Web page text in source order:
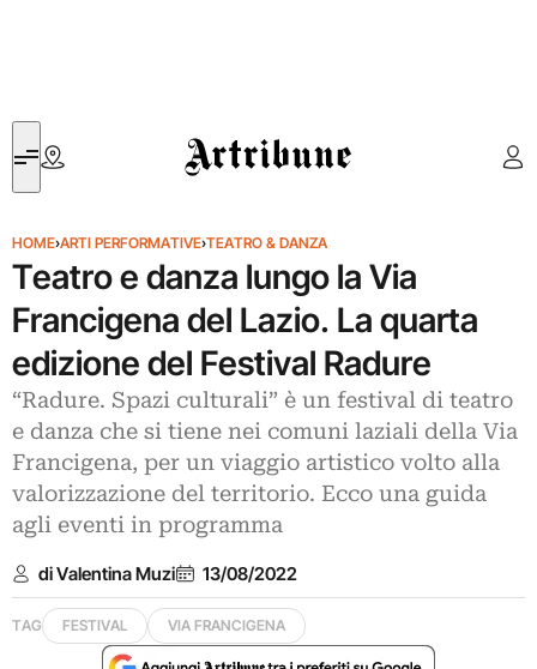
Artribune
HOME›ARTI PERFORMATIVE›TEATRO & DANZA
Teatro e danza lungo la Via
Francigena del Lazio. La quarta
edizione del Festival Radure
“Radure. Spazi culturali” è un festival di teatro
e danza che si tiene nei comuni laziali della Via
Francigena, per un viaggio artistico volto alla
valorizzazione del territorio. Ecco una guida
agli eventi in programma
di Valentina Muzi 13/08/2022
TAG FESTIVAL VIA FRANCIGENA